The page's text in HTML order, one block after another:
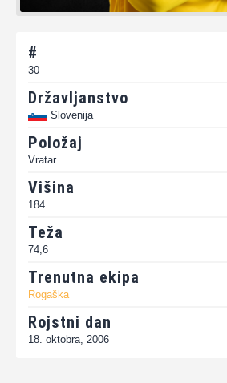
#
30
Državljanstvo
Slovenija
Položaj
Vratar
Višina
184
Teža
74,6
Trenutna ekipa
Rogaška
Rojstni dan
18. oktobra, 2006